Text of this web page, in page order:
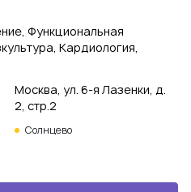
Функциональная
Кардиология,
Москва, ул. 6-я Лазенки, д.
2, стр.2
Солнцево